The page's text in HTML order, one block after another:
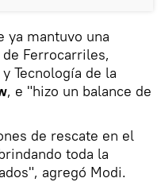
ya mantuvo una
Ferrocarriles,
Tecnología de la
, e "hizo un balance de
de rescate en el
toda la
agregó Modi.